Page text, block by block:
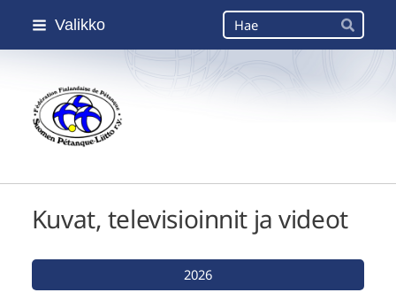
Siirry
Valikko Haku
Hae
Suomen Petanque-Liitto
Kuvat, televisioinnit ja videot
2026